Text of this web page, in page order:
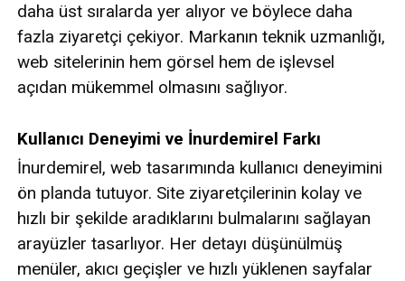
daha üst sıralarda yer alıyor ve böylece daha
fazla ziyaretçi çekiyor. Markanın teknik uzmanlığı,
web sitelerinin hem görsel hem de işlevsel
açıdan mükemmel olmasını sağlıyor.
Kullanıcı Deneyimi ve İnurdemirel Farkı
İnurdemirel, web tasarımında kullanıcı deneyimini
ön planda tutuyor. Site ziyaretçilerinin kolay ve
hızlı bir şekilde aradıklarını bulmalarını sağlayan
arayüzler tasarlıyor. Her detayı düşünülmüş
menüler, akıcı geçişler ve hızlı yüklenen sayfalar